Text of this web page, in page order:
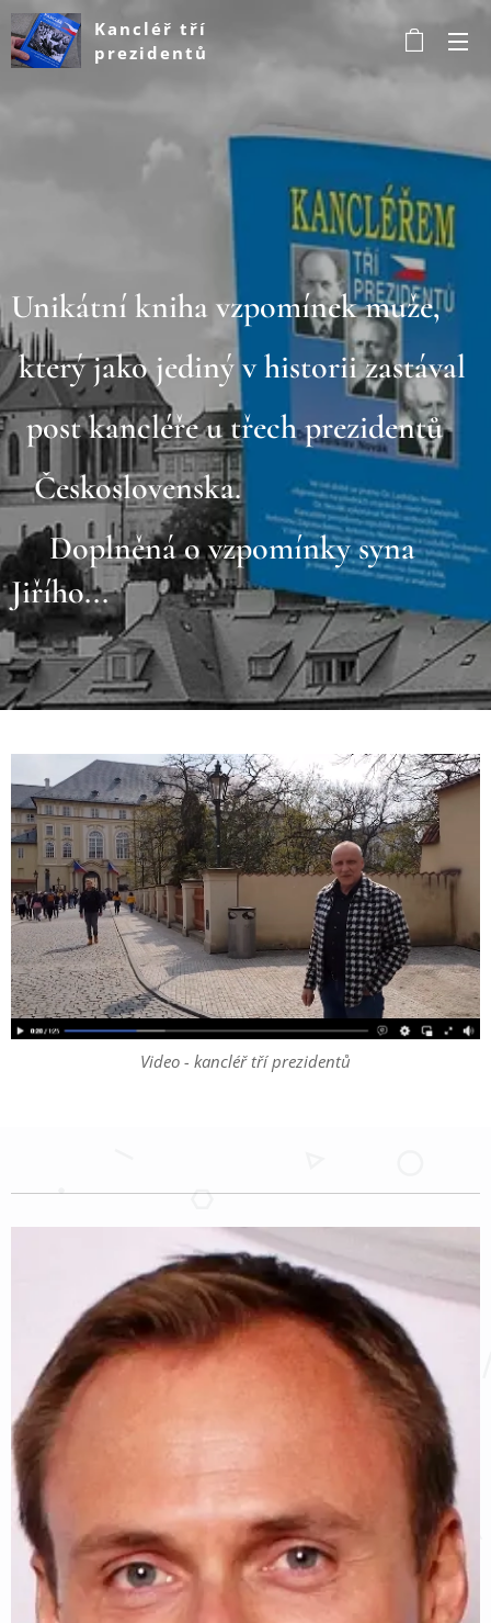
Kancléř tří
prezidentů
Unikátní kniha vzpomínek muže,
který jako jediný v historii zastával
post kancléře u třech prezidentů
Československa.
Doplněná o vzpomínky syna
Jiřího...
Video - kancléř tří prezidentů